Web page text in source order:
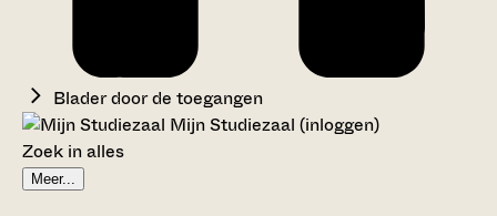
Blader door de toegangen
Mijn Studiezaal (inloggen)
Zoek in alles
Meer...